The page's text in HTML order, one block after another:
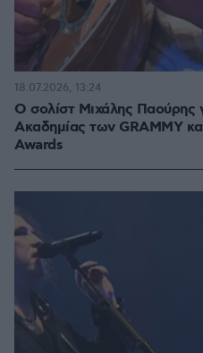
Ο σολίστ Μιχάλης Παούρης
Ακαδημίας των GRAMMY
Awards
18.07.2026, 13:24